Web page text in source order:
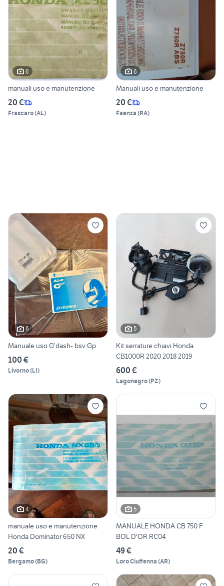
6
manuali uso e manutenzione
20 €
Frascaro(AL)
6
Manuali uso e manutenzione
20 €
Faenza (RA)
6
Manuale uso G’dash- bsv Gp
100 €
Livorno(LI)
5
Kit serrature chiavi Honda
CB1000R 2020 2018 2019
600 €
Lagonegro(PZ)
4
manuale uso e manutenzione
Honda Dominator 650 NX
20 €
Bergamo(BG)
5
MANUALE HONDA CB 750 F
BOL D'OR RC04
49 €
Loro Ciuffenna (AR)